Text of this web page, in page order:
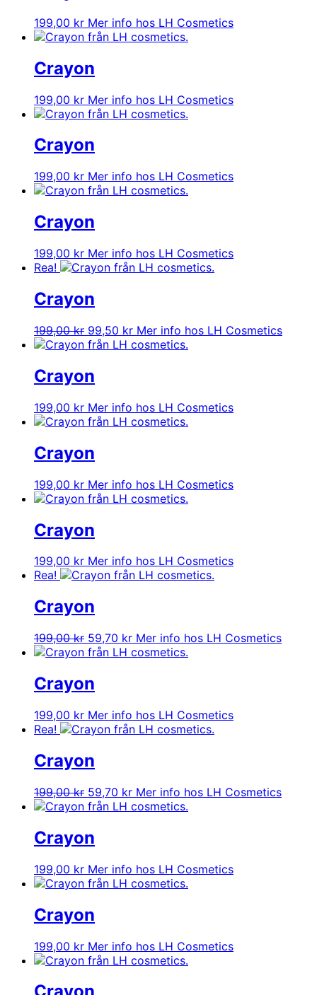
199,00 kr Mer info hos LH Cosmetics
Crayon
199,00 kr Mer info hos LH Cosmetics
Crayon
199,00 kr Mer info hos LH Cosmetics
Crayon
199,00 kr Mer info hos LH Cosmetics
Rea!
Crayon
199,00kr Det
ursprungliga
var:
199,00 kr.
99,50 krDet
nuvarande
Mer info hos LH Cosmetics
Crayon
199,00 kr Mer info hos LH Cosmetics
Crayon
199,00 kr Mer info hos LH Cosmetics
Crayon
199,00 kr Mer info hos LH Cosmetics
Rea!
Crayon
199,00kr Det
ursprungliga
var:
199,00 kr.
59,70 krDet
nuvarande
Mer info hos LH Cosmetics
Crayon
199,00 kr Mer info hos LH Cosmetics
Rea!
Crayon
199,00kr Det
ursprungliga
var:
199,00 kr.
59,70 krDet
nuvarande
Mer info hos LH Cosmetics
Crayon
199,00 kr Mer info hos LH Cosmetics
Crayon
199,00 kr Mer info hos LH Cosmetics